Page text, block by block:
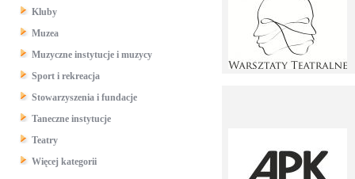
Kluby
Muzea
Muzyczne instytucje i muzycy
Sport i rekreacja
Stowarzyszenia i fundacje
Taneczne instytucje
Teatry
Więcej kategorii